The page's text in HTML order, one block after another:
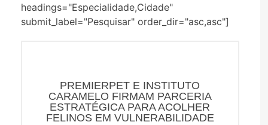
headings="Especialidade,Cidade"
submit_label="Pesquisar" order_dir="asc,asc"]
PREMIERPET E INSTITUTO
CARAMELO FIRMAM PARCERIA
ESTRATÉGICA PARA ACOLHER
FELINOS EM VULNERABILIDADE